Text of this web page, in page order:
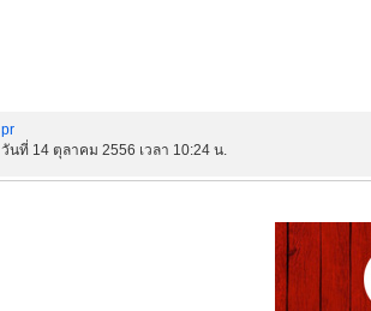
pr
วันที่ 14 ตุลาคม 2556 เวลา 10:24 น.